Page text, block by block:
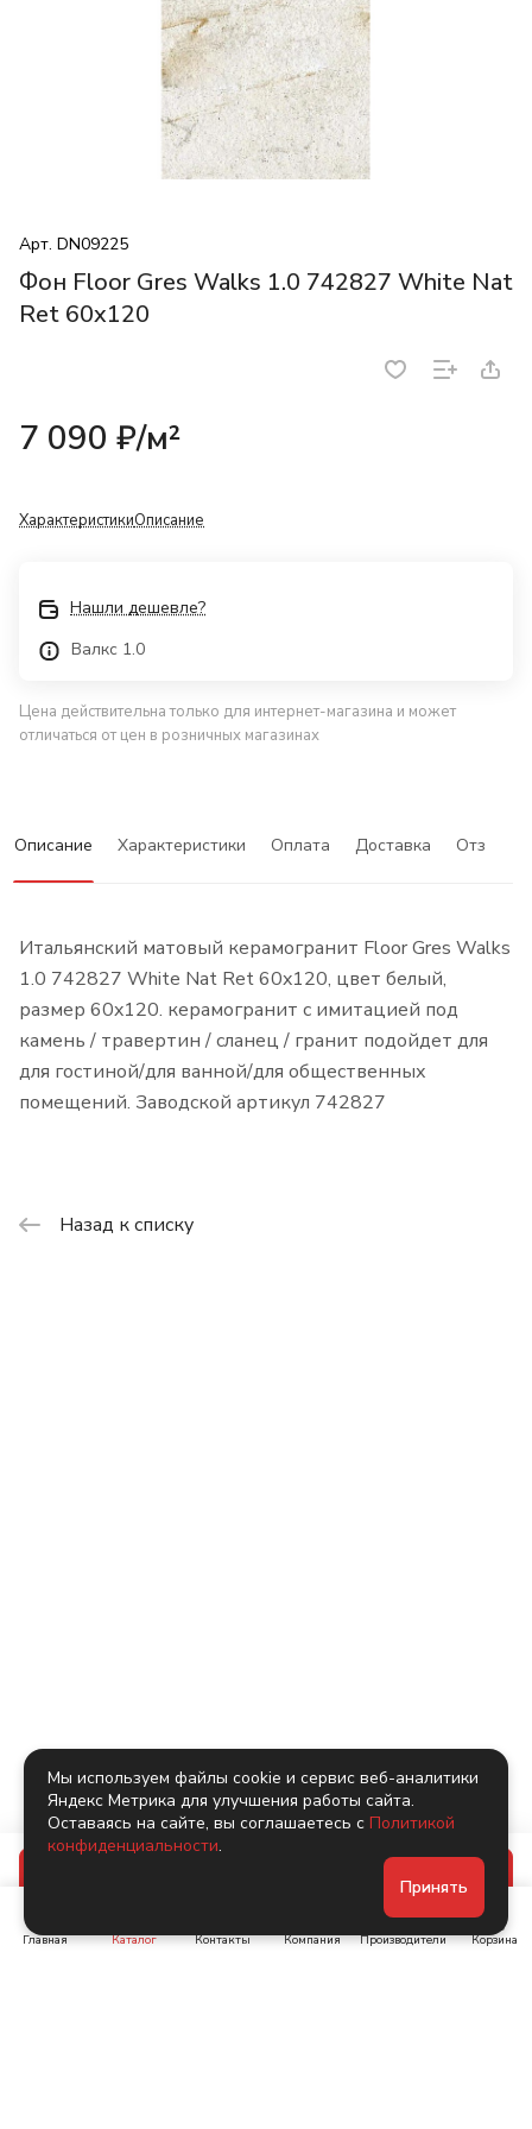
Арт. DN09225
Фон Floor Gres Walks 1.0 742827 White Nat
Ret 60x120
7 090 ₽/м²
ХарактеристикиОписание
Нашли дешевле?
Валкс 1.0
Цена действительна только для интернет-магазина и может
отличаться от цен в розничных магазинах
Описание Характеристики Оплата Доставка Отзывы
Итальянский матовый керамогранит Floor Gres Walks
1.0 742827 White Nat Ret 60x120, цвет белый,
размер 60x120. керамогранит с имитацией под
камень / травертин / сланец / гранит подойдет для
для гостиной/для ванной/для общественных
помещений. Заводской артикул 742827
Назад к списку
Главная Каталог Контакты Компания Производители Корзина
Мы используем файлы cookie и сервис веб-аналитики
Яндекс Метрика для улучшения работы сайта.
Оставаясь на сайте, вы соглашаетесь с Политикой
конфиденциальности.
Принять